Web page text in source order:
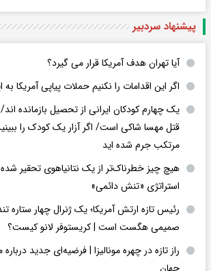
پیشنهاد سردبیر
آیا تهران هدف آمریکا قرار می گیرد؟
اگر این اقدامات را نکنیم حملات پیاپی آمریکا
یک چهارم کودکان ایرانی از تحصیل بازمانده
قتل مهسا شاکی است/ اگر آزار یک کودک را
مرتکب جرم شده اید
هیچ چیز خطرناک‌تر از یک نتانیاهوی تحقیر
استراتژی «تنش دائمی»
رئیس تازه ارتش آمریکا؛ یک ژنرال چهار ستاره
صمیمی هگست است | کریستوفر لانو کیست؟
راز تازه در چهره مونالیزا | فرضیه‌ای جدید